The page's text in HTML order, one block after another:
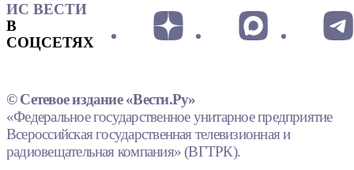
ИС ВЕСТИ
В
СОЦСЕТЯХ
© Сетевое издание «Вести.Ру»
«Федеральное государственное унитарное предприятие
Всероссийская государственная телевизионная и
радиовещательная компания» (ВГТРК).